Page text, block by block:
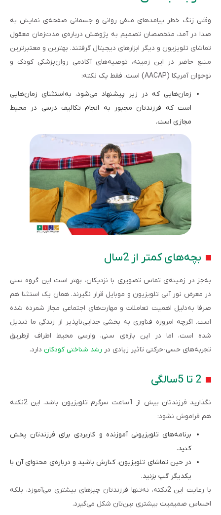
وقتی زنگ خطر پیامدهای منفی روانی و جسمانی صفحه‌ی نمایش به‌
صدا در آمد، متخصصان تصمیم به پژوهش درباره‌ی مدت‌زمان معقول
تماشای تلویزیون و دیگر ابزارهای دیجیتال گرفتند. بهترین و معتبرترین
منبع حاضر در این زمینه، توصیه‌های آکادمی روان‌پزشکی کودک و
نوجوان آمریکا (AACAP) است. فقط یک‌ نکته:
زمان‌هایی که در زیر پیشنهاد می‌شود، به‌استثنای زمان‌هایی
است که فرزندتان مجبور به انجام تکالیف درسی در محیط
مجازی است.
بچه‌های کمتر از 2سال
به‌جز در زمینه‌ی تماس تصویری با نزدیکان، بهتر است این گروه سنی
در معرض نور آبی تلویزیون و موبایل قرار نگیرند. همان یک استثنا هم
صرفا به‌دلیل اهمیت تعاملات و مهارت‌های اجتماعی مجاز شمرده شده
است. اگرچه امروزه فناوری‌ به بخشی جدایی‌ناپذیر از زندگی ما تبدیل
شده است، اما در این بازه‌ی سنی، وارسی محیط اطراف ازطریق
تجربه‌های حسی-حرکتی تاثیر زیادی در رشد شناختی کودکان دارد.
2 تا 5سالگی
نگذارید فرزندتان بیش‌ از 1ساعت سرگرم تلویزیون باشد. این 2نکته
هم فراموش نشود:
برنامه‌های تلویزیونی آموزنده و کاربردی برای فرزندتان پخش
کنید.
در حین تماشای تلویزیون، کنارش باشید و درباره‌ی محتوای آن با
یکدیگر گپ بزنید.
با رعایت این 2نکته، نه‌تنها فرزندتان چیزهای بیشتری می‌آموزد، بلکه
احساس صمیمیت بیشتری بین‌تان شکل می‌گیرد.